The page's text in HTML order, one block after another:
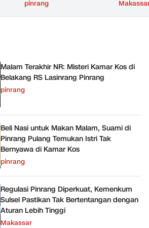
pinrang
Malam Terakhir NR: Misteri Kamar Kos di
Belakang RS Lasinrang Pinrang
pinrang
Beli Nasi untuk Makan Malam, Suami di
Pinrang Pulang Temukan Istri Tak
Bernyawa di Kamar Kos
pinrang
Regulasi Pinrang Diperkuat, Kemenkum
Sulsel Pastikan Tak Bertentangan dengan
Aturan Lebih Tinggi
Makassar